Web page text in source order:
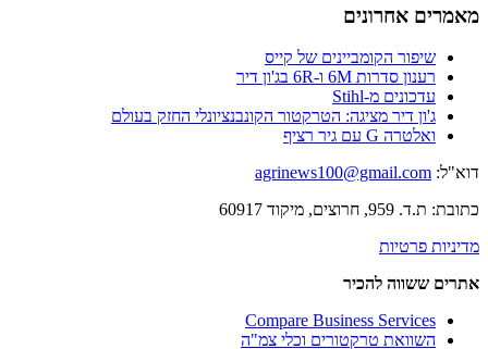
מאמרים אחרונים
שיפור הקומביינים של קייס
רענון סדרות 6M ו-6R בג'ון דיר
עדכונים מ-Stihl
ג'ון דיר מציגה: הטרקטור הקונבנציונלי החזק בעולם
ואלטרה G עם גיר רציף
דוא"ל: agrinews100@gmail.com
כתובת: ת.ד. 959, חרוצים, מיקוד 60917
מדיניות פרטיות
אתרים ששווה להכיר
Compare Business Services
השוואת טרקטורים וכלי צמ"ה